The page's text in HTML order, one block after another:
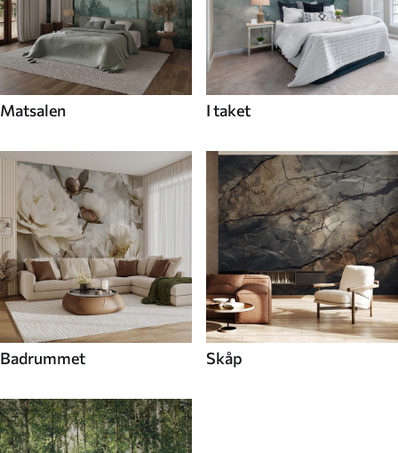
Matsalen I taket
Badrummet Skåp